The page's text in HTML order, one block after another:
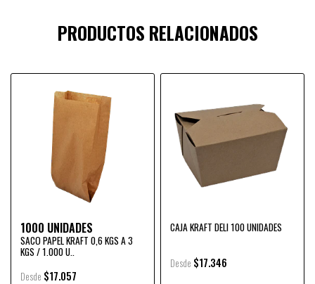
PRODUCTOS RELACIONADOS
1000 UNIDADES
SACO PAPEL KRAFT 0,6 KGS A 3
KGS / 1.000 U..
Desde $17.057
CAJA KRAFT DELI 100 UNIDADES
Desde $17.346